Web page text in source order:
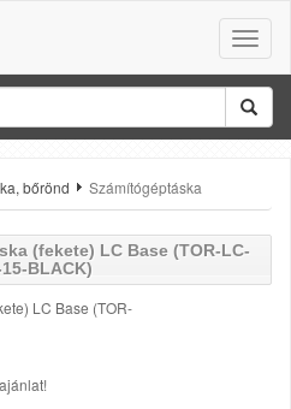
Toggle
bőrönd Számítógéptáska
(fekete) LC Base (TOR-LC-
BLACK)